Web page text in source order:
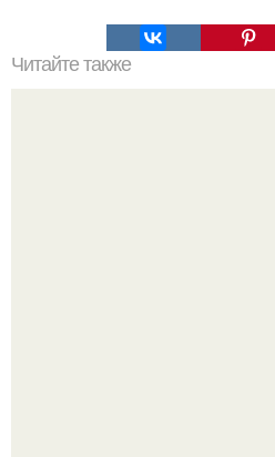
Читайте также